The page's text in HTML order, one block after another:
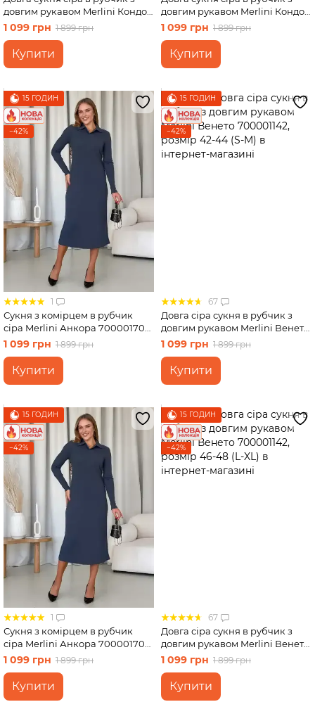
довгим рукавом Merlini Кондо
700001162, розмір 42-44 (S-M)
1 099 грн 1 899 грн
Купити
довгим рукавом Merlini Кондо
700001162, розмір 46-48 (L-XL)
1 099 грн 1 899 грн
Купити
15 ГОДИН
−42%
1
Сукня з комірцем в рубчик
сіра Merlini Анкора 700001704
розмір S-M
1 099 грн 1 899 грн
Купити
15 ГОДИН
−42%
67
Довга сіра сукня в рубчик з
довгим рукавом Merlini Венето
700001142, розмір 42-44 (S-M)
1 099 грн 1 899 грн
Купити
15 ГОДИН
−42%
1
Сукня з комірцем в рубчик
сіра Merlini Анкора 700001704
розмір L-XL
1 099 грн 1 899 грн
Купити
15 ГОДИН
−42%
67
Довга сіра сукня в рубчик з
довгим рукавом Merlini Венето
700001142, розмір 46-48 (L-XL)
1 099 грн 1 899 грн
Купити